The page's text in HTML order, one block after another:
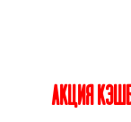
АКЦИЯ